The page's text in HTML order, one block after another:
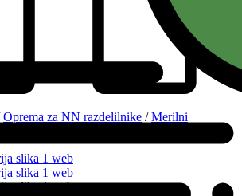
Oprema za NN razdelilnike /Merilni
veličine